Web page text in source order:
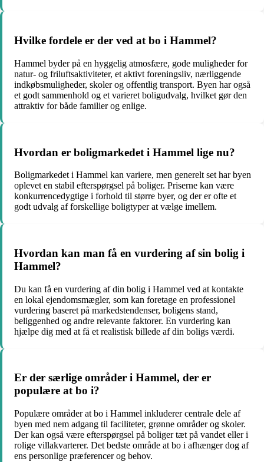
Hvilke fordele er der ved at bo i Hammel?
Hammel byder på en hyggelig atmosfære, gode muligheder for
natur- og friluftsaktiviteter, et aktivt foreningsliv, nærliggende
indkøbsmuligheder, skoler og offentlig transport. Byen har også
et godt sammenhold og et varieret boligudvalg, hvilket gør den
attraktiv for både familier og enlige.
Hvordan er boligmarkedet i Hammel lige nu?
Boligmarkedet i Hammel kan variere, men generelt set har byen
oplevet en stabil efterspørgsel på boliger. Priserne kan være
konkurrencedygtige i forhold til større byer, og der er ofte et
godt udvalg af forskellige boligtyper at vælge imellem.
Hvordan kan man få en vurdering af sin bolig i
Hammel?
Du kan få en vurdering af din bolig i Hammel ved at kontakte
en lokal ejendomsmægler, som kan foretage en professionel
vurdering baseret på markedstendenser, boligens stand,
beliggenhed og andre relevante faktorer. En vurdering kan
hjælpe dig med at få et realistisk billede af din boligs værdi.
Er der særlige områder i Hammel, der er
populære at bo i?
Populære områder at bo i Hammel inkluderer centrale dele af
byen med nem adgang til faciliteter, grønne områder og skoler.
Der kan også være efterspørgsel på boliger tæt på vandet eller i
rolige villakvarterer. Det bedste område at bo i afhænger dog af
ens personlige præferencer og behov.